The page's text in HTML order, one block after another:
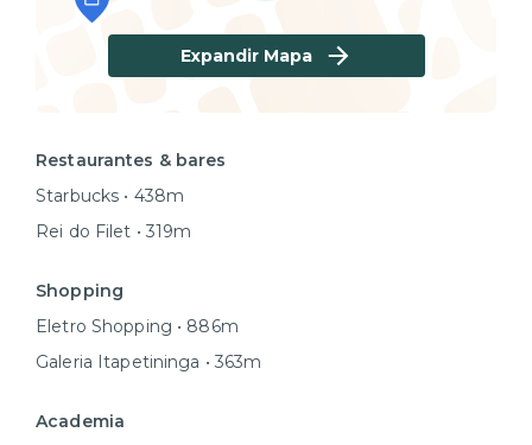
Expandir Mapa
Restaurantes & bares
Starbucks • 438m
Rei do Filet • 319m
Shopping
Eletro Shopping • 886m
Galeria Itapetininga • 363m
Academia